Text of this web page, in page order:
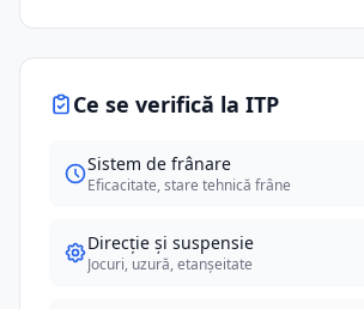
Ce se verifică la ITP
Sistem de frânare
Eficacitate, stare tehnică frâne
Direcție și suspensie
Jocuri, uzură, etanșeitate